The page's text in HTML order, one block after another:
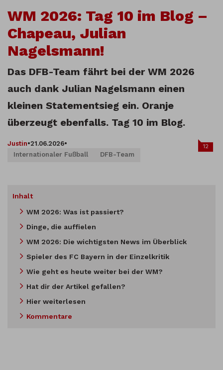
WM 2026: Tag 10 im Blog –
Chapeau, Julian
Nagelsmann!
Das DFB-Team fährt bei der WM 2026
auch dank Julian Nagelsmann einen
kleinen Statementsieg ein. Oranje
überzeugt ebenfalls. Tag 10 im Blog.
Justin•21.06.2026•
Internationaler Fußball
DFB-Team
12
Inhalt
WM 2026: Was ist passiert?
Dinge, die auffielen
WM 2026: Die wichtigsten News im Überblick
Spieler des FC Bayern in der Einzelkritik
Wie geht es heute weiter bei der WM?
Hat dir der Artikel gefallen?
Hier weiterlesen
Kommentare